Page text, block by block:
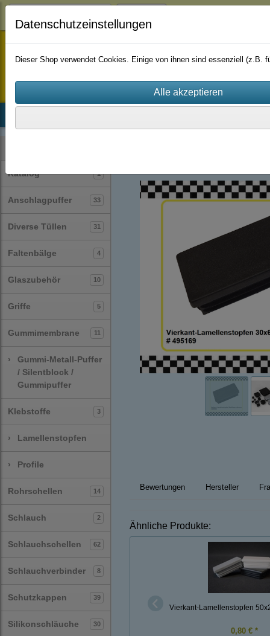
staufenbiel-berlin
Katalog 1
Anschlagpuffer 33
Diverse Tüllen 31
Faltenbälge 4
Glaszubehör 10
Griffe 5
Gummimembrane 11
›
Gummi-Metall-Puffer
/ Silentblock /
Gummipuffer
Klebstoffe 3
› Lamellenstopfen
› Profile
Rohrschellen 14
Schlauch 2
Schlauchschellen 62
Schlauchverbinder 8
Schutzkappen 39
Silikonschläuche 30
Bewertungen Hersteller
Ähnliche Produkte:
Vierkant-Lamellenstopfen
0,80 € *
Datenschutzeinstellungen
Dieser Shop verwendet Cookies. Einige von ihnen sind essenziell (z.B.